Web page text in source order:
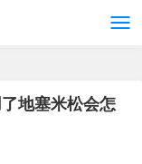
地塞米松会怎